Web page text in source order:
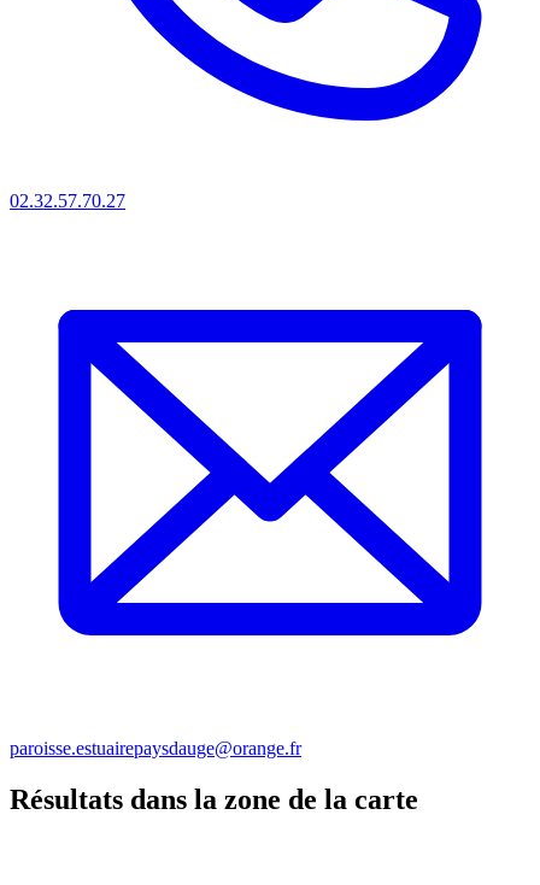
02.32.57.70.27
paroisse.estuairepaysdauge@orange.fr
Résultats dans la zone de la carte